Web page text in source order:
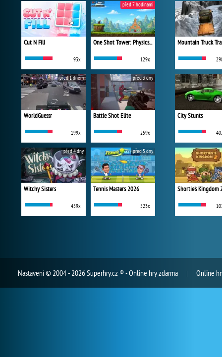
Cut N Fill
93x
One Shot Tower: Physics Destroyer
129x
před 7 hodinami
WorldGuessr
199x
před 1 dnem
Battle Shot Elite
259x
před 3 dny
Witchy Sisters
459x
před 4 dny
Tennis Masters 2026
523x
před 5 dny
Mountain Truck
City Stunts
Shortie's Kingdom
Nastavení© 2004 - 2026 Superhry.cz ® - Online hry zdarma Online